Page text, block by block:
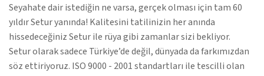
Seyahate dair istediğin ne varsa, gerçek olması için tam 60
yıldır Setur yanında! Kalitesini tatilinizin her anında
hissedeceğiniz Setur ile rüya gibi zamanlar sizi bekliyor.
Setur olarak sadece Türkiye’de değil, dünyada da farkımızdan
söz ettiriyoruz. ISO 9000 - 2001 standartları ile tescilli olan